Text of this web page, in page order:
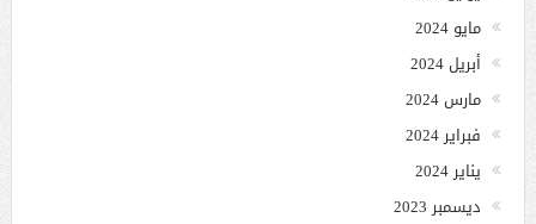
مايو 2024
أبريل 2024
مارس 2024
فبراير 2024
يناير 2024
ديسمبر 2023